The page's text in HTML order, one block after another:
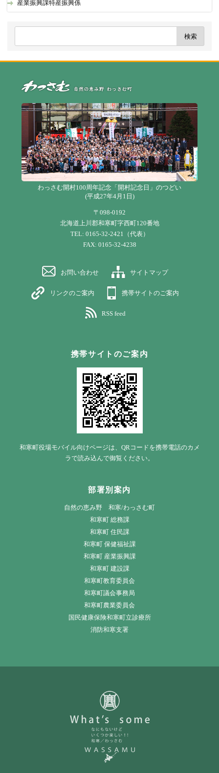
産業振興課特産振興係
わっさむ開村100周年記念「開村記念日」のつどい
(平成27年4月1日)
〒098-0192
北海道上川郡和寒町字西町120番地
TEL: 0165-32-2421（代表）
FAX: 0165-32-4238
お問い合わせ サイトマップ
リンクのご案内 携帯サイトのご案内
RSS feed
携帯サイトのご案内
和寒町役場モバイル向けページは、QRコードを携帯電話のカメ
ラで読み込んで御覧ください。
部署別案内
自然の恵み野 和寒/わっさむ町
和寒町 総務課
和寒町 住民課
和寒町 保健福祉課
和寒町 産業振興課
和寒町 建設課
和寒町教育委員会
和寒町議会事務局
和寒町農業委員会
国民健康保険和寒町立診療所
消防和寒支署